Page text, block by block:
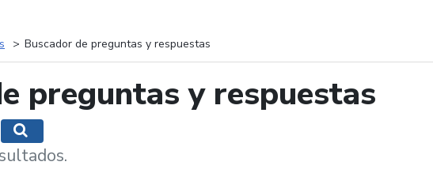
Buscador de preguntas y respuestas
preguntas y respuestas
Mostrar opciones de búsqueda